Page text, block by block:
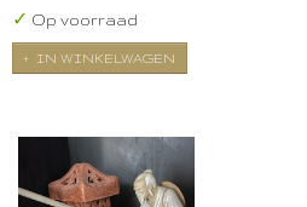
✓ Op voorraad
IN WINKELWAGEN